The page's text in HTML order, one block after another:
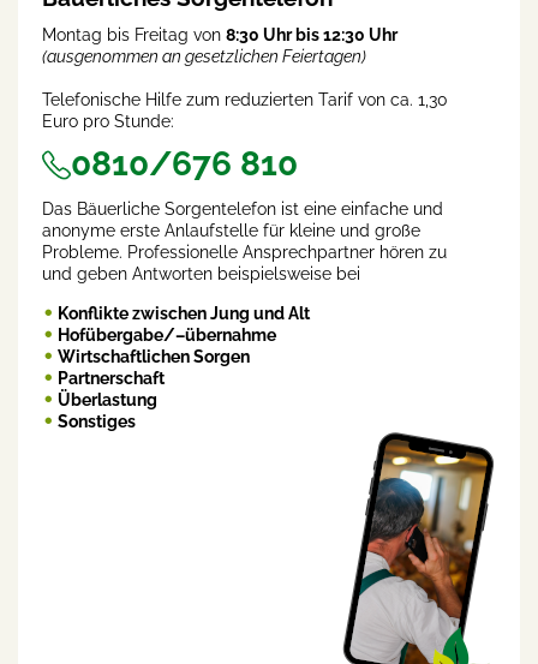
Montag bis Freitag von 8:30 Uhr bis 12:30 Uhr
(ausgenommen an gesetzlichen Feiertagen)
Telefonische Hilfe zum reduzierten Tarif von ca. 1,30
Euro pro Stunde:
0810/676 810
Das Bäuerliche Sorgentelefon ist eine einfache und
anonyme erste Anlaufstelle für kleine und große
Probleme. Professionelle Ansprechpartner hören zu
und geben Antworten beispielsweise bei
Konflikte zwischen Jung und Alt
Hofübergabe/–übernahme
Wirtschaftlichen Sorgen
Partnerschaft
Überlastung
Sonstiges